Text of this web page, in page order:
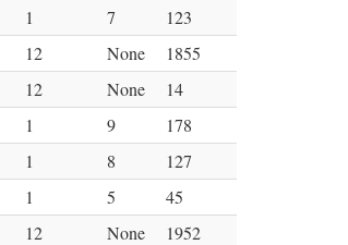
1 7
123
12 None
1855
12 None
14
1 9
178
1 8
127
1 5
45
12 None
1952